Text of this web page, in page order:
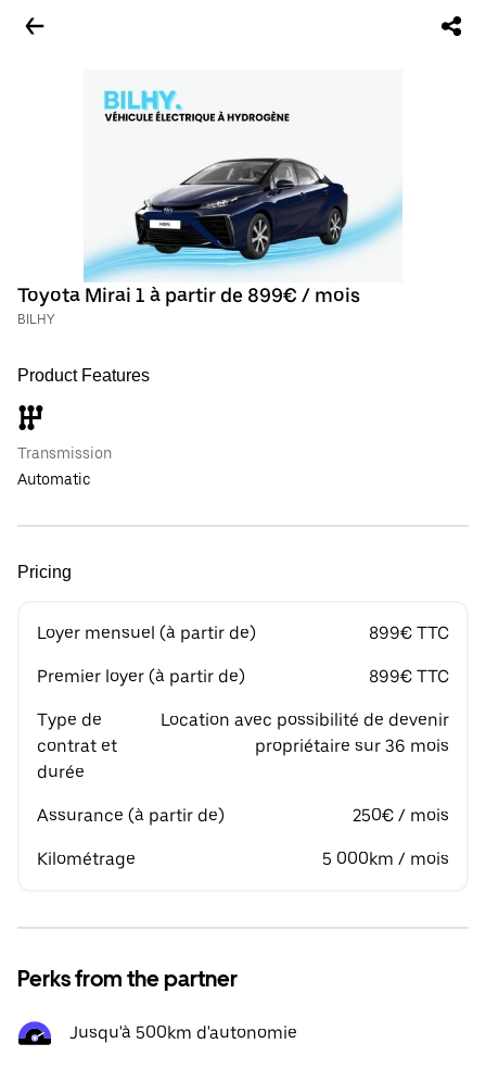
Toyota Mirai 1 à partir de 899€ / mois
BILHY
Product Features
Transmission
Automatic
Pricing
Loyer mensuel (à partir de) 899€ TTC
Premier loyer (à partir de) 899€ TTC
Type de
contrat et
durée
Location avec possibilité de devenir
propriétaire sur 36 mois
Assurance (à partir de) 250€ / mois
Kilométrage 5 000km / mois
Perks from the partner
Jusqu'à 500km d'autonomie